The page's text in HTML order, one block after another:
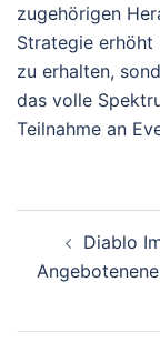
zugehörigen
Strategie erhöht
zu erhalten,
das volle
Teilnahme an
navigation
Diablo